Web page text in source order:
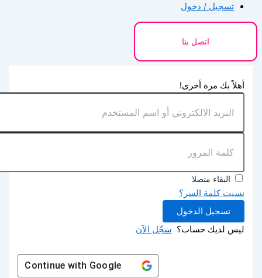
تسجيل / دخول
اتصل بنا
أهلاً بك مرة أخرى!
البقاء متصلا
نسيت كلمة السر؟
تسجيل الدخول
ليس لديك حساب؟ سجّل الآن
Continue withGoogle